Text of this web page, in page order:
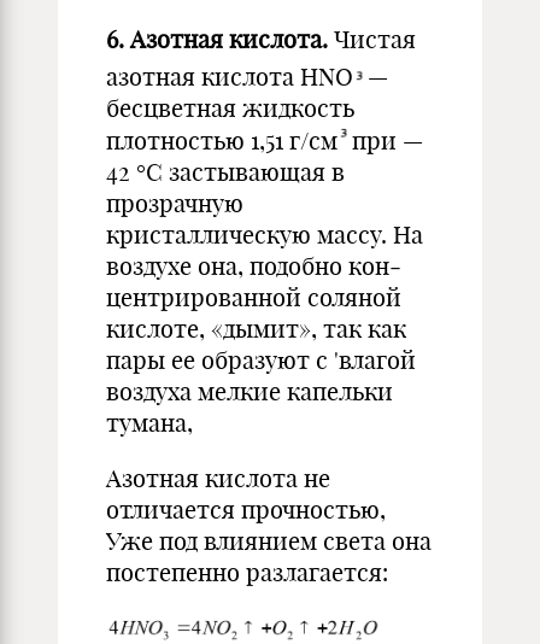
6. Азотная кислота. Чистая
азотная кислота HNO —
бесцвет­ная жидкость
плотностью 1,51 г/см при —
42 °С застывающая в
прозрачную
кристаллическую массу. На
воздухе она, подобно кон­
центрированной соляной
кислоте, «дымит», так как
пары ее обра­зуют с 'влагой
воздуха мелкие капельки
тумана,
Азотная кислота не
отличается прочностью,
Уже под влиянием света она
постепенно разлагается: